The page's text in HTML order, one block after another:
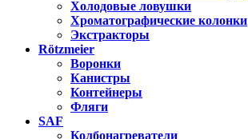
Холодовые ловушки
Хроматографические колонки
Экстракторы
Rötzmeier
Воронки
Канистры
Контейнеры
Фляги
SAF
Колбонагреватели